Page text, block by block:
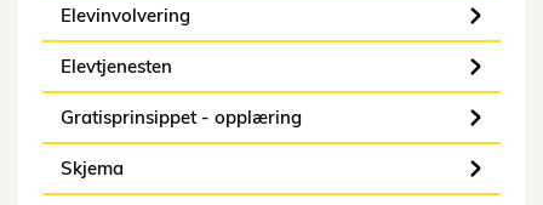
Elevinvolvering
Elevtjenesten
Gratisprinsippet - opplæring
Skjema